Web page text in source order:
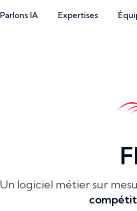
Parlons IA Expertises
Un logiciel métier sur